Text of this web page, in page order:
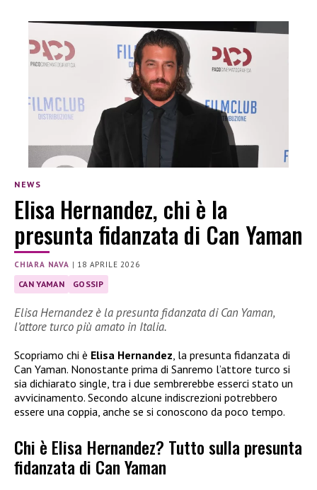
NEWS
Elisa Hernandez, chi è la
presunta fidanzata di Can Yaman
CHIARA NAVA | 18 APRILE 2026
CAN YAMAN GOSSIP
Elisa Hernandez è la presunta fidanzata di Can Yaman,
l’attore turco più amato in Italia.
Scopriamo chi è Elisa Hernandez , la presunta fidanzata di
Can Yaman. Nonostante prima di Sanremo l’attore turco si
sia dichiarato single, tra i due sembrerebbe esserci stato un
avvicinamento. Secondo alcune indiscrezioni potrebbero
essere una coppia, anche se si conoscono da poco tempo.
Chi è Elisa Hernandez? Tutto sulla presunta
fidanzata di Can Yaman